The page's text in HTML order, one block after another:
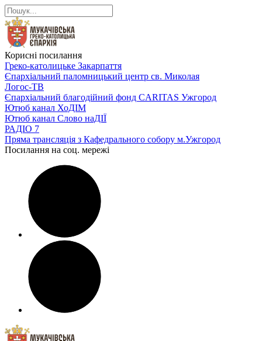
Корисні посилання
Греко-католицьке Закарпаття
Єпархіальний паломницький центр св. Миколая
Логос-ТВ
Єпархіальний благодійний фонд CARITAS Ужгород
Ютюб канал ХоДІМ
Ютюб канал Слово наДІЇ
РАДІО 7
Пряма трансляція з Кафедрального собору м.Ужгород
Посилання на соц. мережі